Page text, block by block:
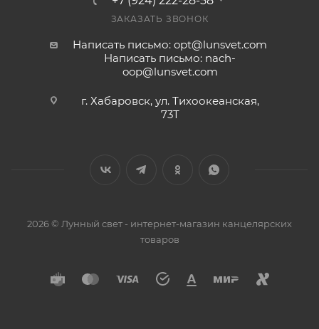
ЗАКАЗАТЬ ЗВОНОК
Написать письмо: opt@lunsvet.com
Написать письмо: nach-
oop@lunsvet.com
г. Хабаровск, ул. Тихоокеанская,
73Т
2026 © Лунный свет - интернет-магазин канцелярских
товаров